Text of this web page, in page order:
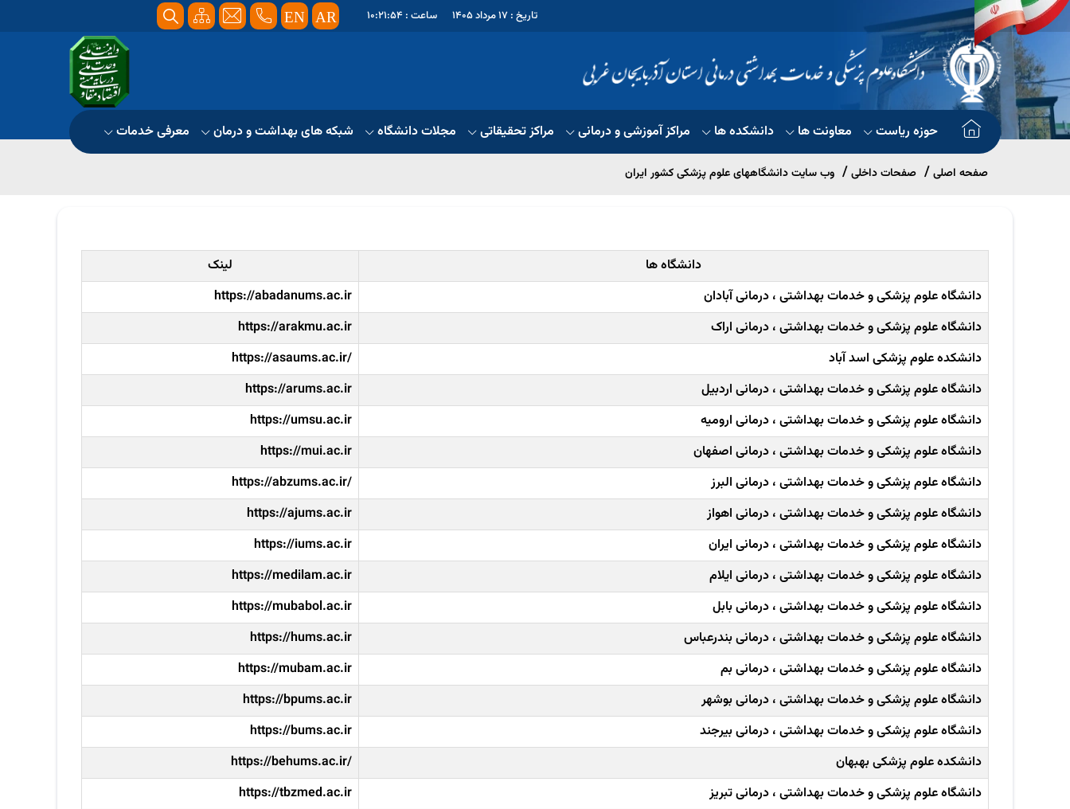
تاریخ : 17 مرداد 1405 ساعت : 10:21:54 AR
EN
حوزه ریاست معاونت ها دانشکده ها مراکز آموزشی و درمانی مراکز تحقیقاتی مجلات دانشگاه شبکه های بهداشت و درمان معرفی خدمات
صفحه اصلی صفحات داخلی وب سایت دانشگاههای علوم پزشکی کشور ایران
دانشگاه ها
لینک
دانشگاه علوم پزشکی و خدمات بهداشتی ، درمانی آبادان
https://abadanums.ac.ir
دانشگاه علوم پزشکی و خدمات بهداشتی ، درمانی اراک
https://arakmu.ac.ir
دانشکده علوم پزشکی اسد آباد
https://asaums.ac.ir/
دانشگاه علوم پزشکی و خدمات بهداشتی ، درمانی اردبیل
https://arums.ac.ir
دانشگاه علوم پزشکی و خدمات بهداشتی ، درمانی ارومیه
https://umsu.ac.ir
دانشگاه علوم پزشکی و خدمات بهداشتی ، درمانی اصفهان
https://mui.ac.ir
دانشگاه علوم پزشکی و خدمات بهداشتی ، درمانی البرز
https://abzums.ac.ir/
دانشگاه علوم پزشکی و خدمات بهداشتی ، درمانی اهواز
https://ajums.ac.ir
دانشگاه علوم پزشکی و خدمات بهداشتی ، درمانی ایران
https://iums.ac.ir
دانشگاه علوم پزشکی و خدمات بهداشتی ، درمانی ایلام
https://medilam.ac.ir
دانشگاه علوم پزشکی و خدمات بهداشتی ، درمانی بابل
https://mubabol.ac.ir
دانشگاه علوم پزشکی و خدمات بهداشتی ، درمانی بندرعباس
https://hums.ac.ir
دانشگاه علوم پزشکی و خدمات بهداشتی ، درمانی بم
https://mubam.ac.ir
دانشگاه علوم پزشکی و خدمات بهداشتی ، درمانی بوشهر
https://bpums.ac.ir
دانشگاه علوم پزشکی و خدمات بهداشتی ، درمانی بیرجند
https://bums.ac.ir
دانشکده علوم پزشکی بهبهان
https://behums.ac.ir/
دانشگاه علوم پزشکی و خدمات بهداشتی ، درمانی تبریز
https://tbzmed.ac.ir